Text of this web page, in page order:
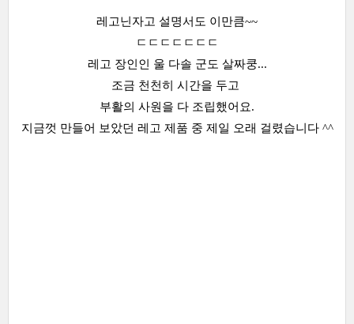
레고닌자고 설명서도 이만큼~~
ㄷㄷㄷㄷㄷㄷㄷ
레고 장인인 울 다솔 군도 살짜쿵...
조금 천천히 시간을 두고
부활의 사원을 다 조립했어요.
지금껏 만들어 보았던 레고 제품 중 제일 오래 걸렸습니다 ^^